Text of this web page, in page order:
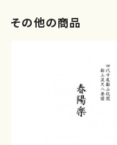
その他の商品